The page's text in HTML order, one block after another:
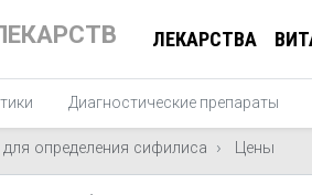
ЛЕКАРСТВА
Диагностические препараты
для определения сифилиса Цены